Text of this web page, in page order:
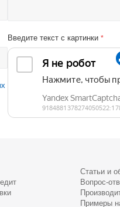
Введите текст с картинки *
Статьи и
Вопрос-
Примеры